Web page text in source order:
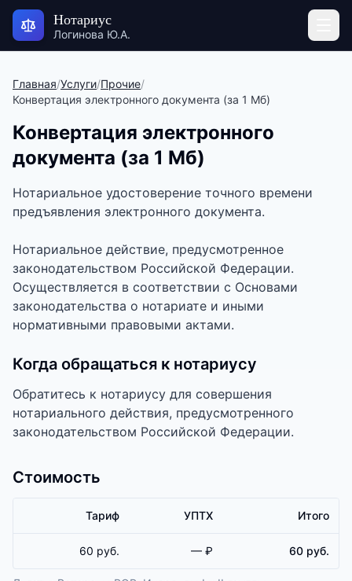
Нотариус
Логинова Ю.А.
Главная/Услуги/Прочие/
Конвертация электронного документа (за 1 Мб)
Конвертация электронного
документа (за 1 Мб)
Нотариальное удостоверение точного времени
предъявления электронного документа.
Нотариальное действие, предусмотренное
законодательством Российской Федерации.
Осуществляется в соответствии с Основами
законодательства о нотариате и иными
нормативными правовыми актами.
Когда обращаться к нотариусу
Обратитесь к нотариусу для совершения
нотариального действия, предусмотренного
законодательством Российской Федерации.
Стоимость
Тариф УПТХ Итого
60 руб. — ₽ 60 руб.